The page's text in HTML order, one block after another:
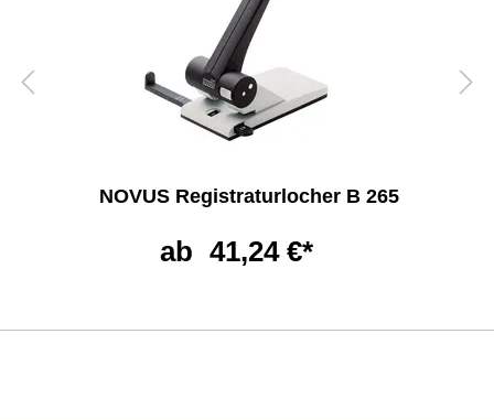
NOVUS Registraturlocher B 265
ab 41,24 €*